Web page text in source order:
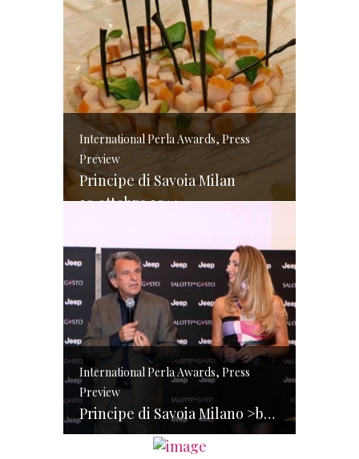
International Perla Awards, Press
Preview
Principe di Savoia Milan
30 ottobre 2014
International Perla Awards, Press
Preview
Principe di Savoia Milano >br> 4 novembre 2014